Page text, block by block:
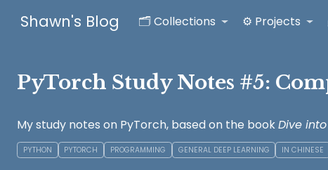
Shawn's Blog 🗂️ Collections ⚙️ Projects
PyTorch Study Notes #5:
My study notes on PyTorch, based on the bookDive
PYTHON PYTORCH PROGRAMMING GENERAL DEEP LEARNING IN CHINESE